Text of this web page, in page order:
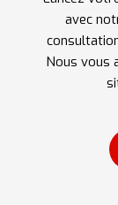
avec
Nous vous